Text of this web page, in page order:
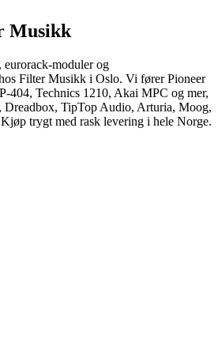
Musikk
eurorack-moduler og
Filter Musikk i Oslo. Vi fører Pioneer
404, Technics 1210, Akai MPC og mer,
Dreadbox, TipTop Audio, Arturia, Moog,
trygt med rask levering i hele Norge.